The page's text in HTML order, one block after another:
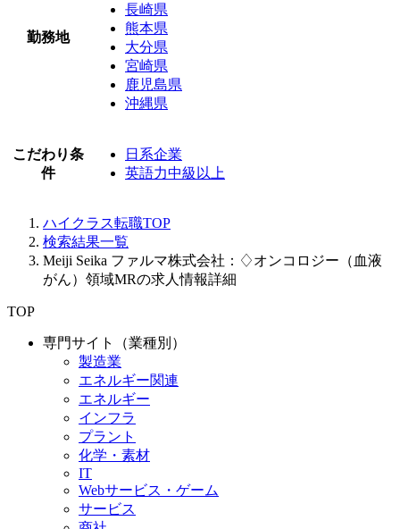
勤務地
長崎県
熊本県
大分県
宮崎県
鹿児島県
沖縄県
こだわり条
件
日系企業
英語力中級以上
ハイクラス転職TOP
検索結果一覧
Meiji Seika ファルマ株式会社：♢オンコロジー（血液
がん）領域MRの求人情報詳細
TOP
専門サイト（業種別）
製造業
エネルギー関連
エネルギー
インフラ
プラント
化学・素材
IT
Webサービス・ゲーム
サービス